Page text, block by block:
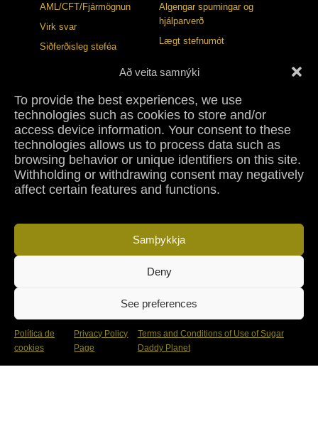
Að veita samnýki
To provide the best experiences, we use
technologies such as cookies to store and/or
access device information. Your consent to these
technologies allows us to process data such as
browsing behavior or unique identifiers on this site.
Withholding or withdrawing consent may negatively
affect certain features and functions.
Samþykkja
Deny
See preferences
Política de
cookies
Privacy Policy
Page
Terms and Conditions of Use of Sugar
Daddy Planet
AML/CFT/Fjármögnun
Virk svar
Siðferðisleg steféa
Algengar spurningar og
hjálparverð
Lægt stefnumót
Birtíngarkrakóla
Stefna um leiðréttingar
Samstarf
Hafiðu samband
Préssa
Sugar Dating rannsókn 2026
Lægleg TilkynningEndurgreiðslustefna
Stefna um afpantanirLeiðbeiningar samfélagsins
Stefna gegn mansaliAldursstaðfestingDMCA stefna
© 2026 Sugar Daddy Planet · Stella And Pow OÜ · Tartu mnt 67/1-
13b, Kesklinna linnaosa, 10115 Tallinn, Harju maakond, Estonia ·
Reg. 14816946